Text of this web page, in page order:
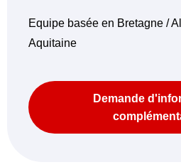
Equipe basée en Bretagne /
Aquitaine
Demande